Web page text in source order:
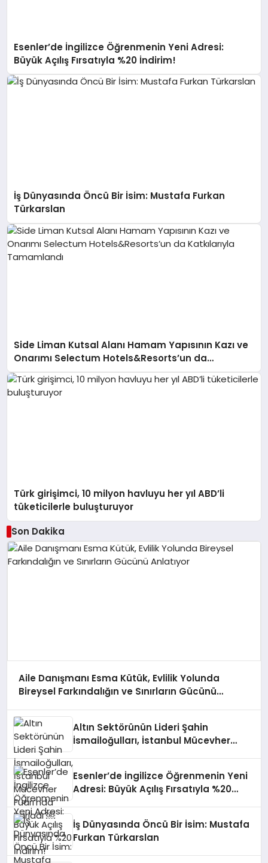
Esenler’de İngilizce Öğrenmenin Yeni Adresi:
Büyük Açılış Fırsatıyla %20 İndirim!
İş Dünyasında Öncü Bir İsim: Mustafa Furkan
Türkarslan
Side Liman Kutsal Alanı Hamam Yapısının Kazı ve
Onarımı Selectum Hotels&Resorts’un da
Katkılarıyla Tamamlandı
Türk girişimci, 10 milyon havluyu her yıl ABD’li
tüketicilerle buluşturuyor
Son Dakika
Aile Danışmanı Esma Kütük, Evlilik Yolunda
Bireysel Farkındalığın ve Sınırların Gücünü
Altın Sektörünün Lideri Şahin
İsmailoğulları, İstanbul Mücevher
Esenler’de İngilizce Öğrenmenin Yeni
Adresi: Büyük Açılış Fırsatıyla %20
İş Dünyasında Öncü Bir İsim: Mustafa
Furkan Türkarslan